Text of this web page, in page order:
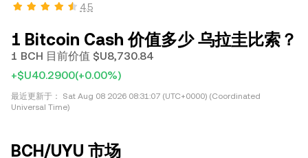
4.5
1 Bitcoin Cash 价值多少 乌拉圭比索？
1 BCH 目前价值 $U8,730.84
+$U40.2900(+0.00%)
最近更新于：
Sat Aug 08 2026 08:31:07 (UTC+0000) (Coordinated
Universal Time)
BCH/UYU 市场